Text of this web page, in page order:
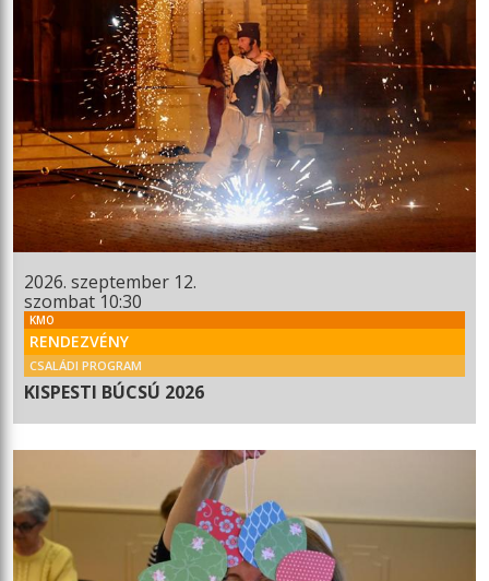
2026. szeptember 12.
szombat 10:30
KMO
RENDEZVÉNY
CSALÁDI PROGRAM
KISPESTI BÚCSÚ 2026